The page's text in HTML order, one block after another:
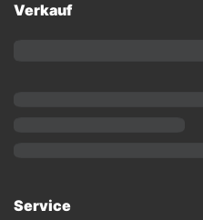
Verkauf
Service